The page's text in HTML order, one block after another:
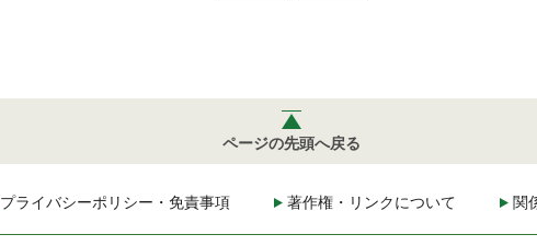
ページの先頭へ戻る
プライバシーポリシー・免責事項 著作権・リンクについて 関